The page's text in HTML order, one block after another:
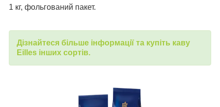
1 кг, фольгований пакет.
Дізнайтеся більше інформації та купіть каву
Eilles інших сортів.